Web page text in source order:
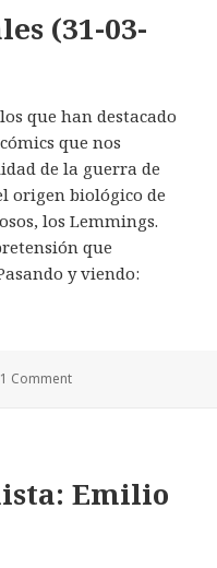
(31-03-
que han destacado
que nos
de la guerra de
origen biológico de
los Lemmings.
que
y viendo:
(31-03-08)
1 Comment
Emilio